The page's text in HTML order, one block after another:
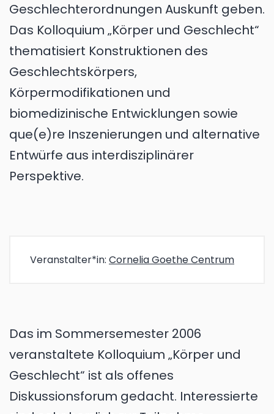
Geschlechterordnungen Auskunft geben.
Das Kolloquium „Körper und Geschlecht“
thematisiert Konstruktionen des
Geschlechtskörpers,
Körpermodifikationen und
biomedizinische Entwicklungen sowie
que(e)re Inszenierungen und alternative
Entwürfe aus interdisziplinärer
Perspektive.
Veranstalter*in: Cornelia Goethe Centrum
Das im Sommersemester 2006
veranstaltete Kolloquium „Körper und
Geschlecht“ ist als offenes
Diskussionsforum gedacht. Interessierte